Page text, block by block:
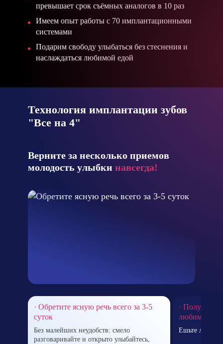
превышает срок съёмных аналогов в 10 раз
Имеем опыт работы с 70 имплантационными
системами
Подарим свободу улыбаться без стеснения и
наслаждаться любимой едой
Технология имплантации зубов
"Все на 4"
Верните за несколько приемов
молодость улыбки навсегда!
· Обретите ясную речь всего за 3-5
суток
Без малейших неудобств: смело
разговаривайте и открыто улыбайтесь,
· Получайте
любимых
Ешьте любую